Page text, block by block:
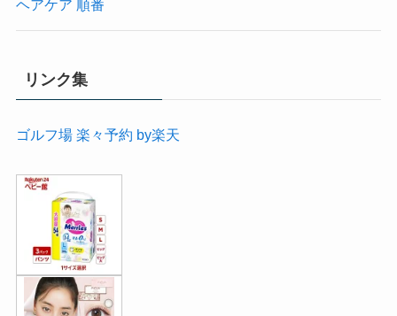
ヘアケア 順番
リンク集
ゴルフ場 楽々予約 by楽天